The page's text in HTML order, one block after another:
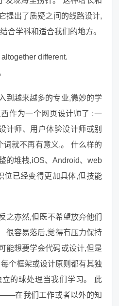
提出了质疑之间的线路设计,
合学科和适合我们的地方。
到越来越多的专业,微妙的学
作为一个网页设计师了 ;一
计师、用户体验设计师或别
词就不再有意义,。 什么样的
的堆栈,iOS、Android、web
位已经变得更加具体,但技能
之亦然,但既不希望放弃他们
很容易落后,觉得有压力保持
能想要学会代码或设计,但是
个框架或设计原则都有其独
的球处理当我们学习。 此
在我们工作或者以外的知